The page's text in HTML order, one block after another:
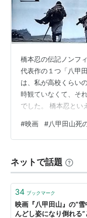
橋本忍の伝記ノンフ
代表作の１つ「八甲
は、私が高校くらい
時観ていなくて、そ
でした。 橋本忍とい
い大御所脚本家です
をつけられている）
その後録画してあっ
けです。
#映画 #八甲田山死
ネットで話題
34 ブックマーク
映画『八甲田山』の“
んどし姿になり倒れる